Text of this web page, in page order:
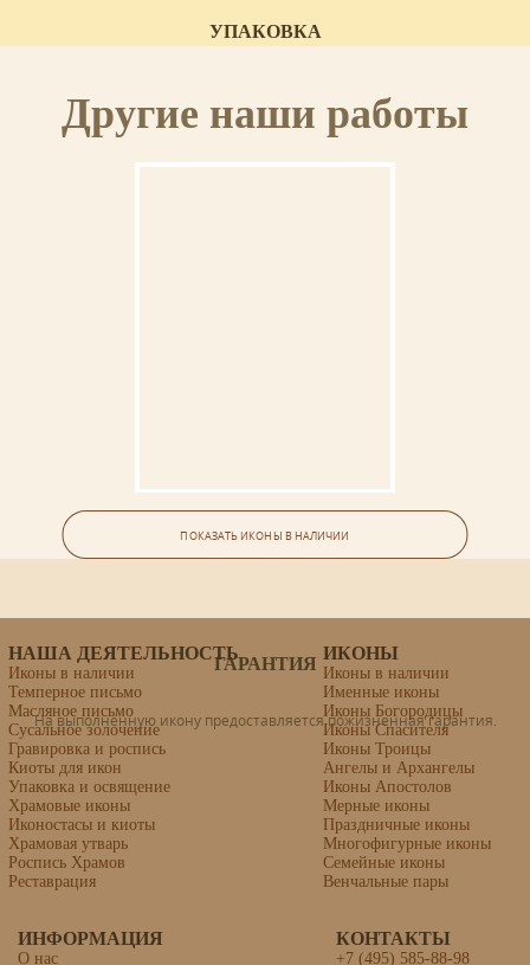
УПАКОВКА
Ваша икона может быть освящена в Свято-Троицкой Сергиевой
Лавре (г.Сергиев Посад).
ГАРАНТИЯ
На выполненную икону предоставляется пожизненная гарантия.
Другие наши работы
Ангел Хранитель Образец 58
Стоимость (в наличии): 35000
ПОКАЗАТЬ ИКОНЫ В НАЛИЧИИ
НАША ДЕЯТЕЛЬНОСТЬ
Иконы в наличии
Темперное письмо
Масляное письмо
Сусальное золочение
Гравировка и роспись
Киоты для икон
Упаковка и освящение
Храмовые иконы
Иконостасы и киоты
Храмовая утварь
Роспись Храмов
Реставрация
ИКОНЫ
Иконы в наличии
Именные иконы
Иконы Богородицы
Иконы Спасителя
Иконы Троицы
Ангелы и Архангелы
Иконы Апостолов
Мерные иконы
Праздничные иконы
Многофигурные иконы
Семейные иконы
Венчальные пары
ИНФОРМАЦИЯ
О нас
КОНТАКТЫ
+7 (495) 585-88-98